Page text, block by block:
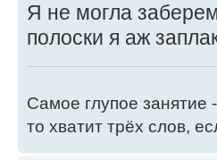
Я не могла
полоски я аж
Самое глупое занятие
то хватит трёх слов,